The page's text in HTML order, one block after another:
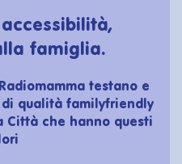
famiglia.
testano e
qualità familyfriendly
Città che hanno questi